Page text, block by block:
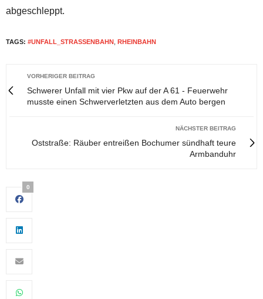
abgeschleppt.
TAGS: #UNFALL_STRASSENBAHN RHEINBAHN
VORHERIGER BEITRAG
Schwerer Unfall mit vier Pkw auf der A 61 - Feuerwehr
musste einen Schwerverletzten aus dem Auto bergen
NÄCHSTER BEITRAG
Oststraße: Räuber entreißen Bochumer sündhaft teure
Armbanduhr
0